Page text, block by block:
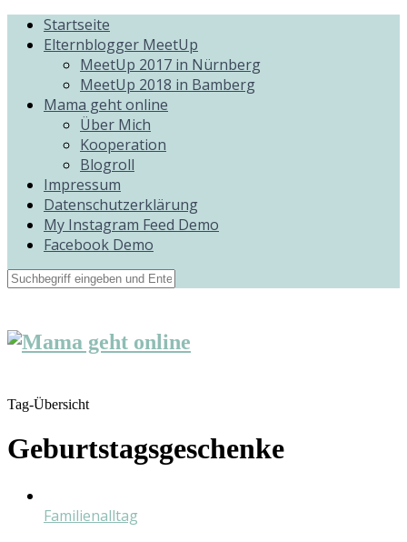
Startseite
Elternblogger MeetUp
MeetUp 2017 in Nürnberg
MeetUp 2018 in Bamberg
Mama geht online
Über Mich
Kooperation
Blogroll
Impressum
Datenschutzerklärung
My Instagram Feed Demo
Facebook Demo
Tag-Übersicht
Geburtstagsgeschenke
Familienalltag